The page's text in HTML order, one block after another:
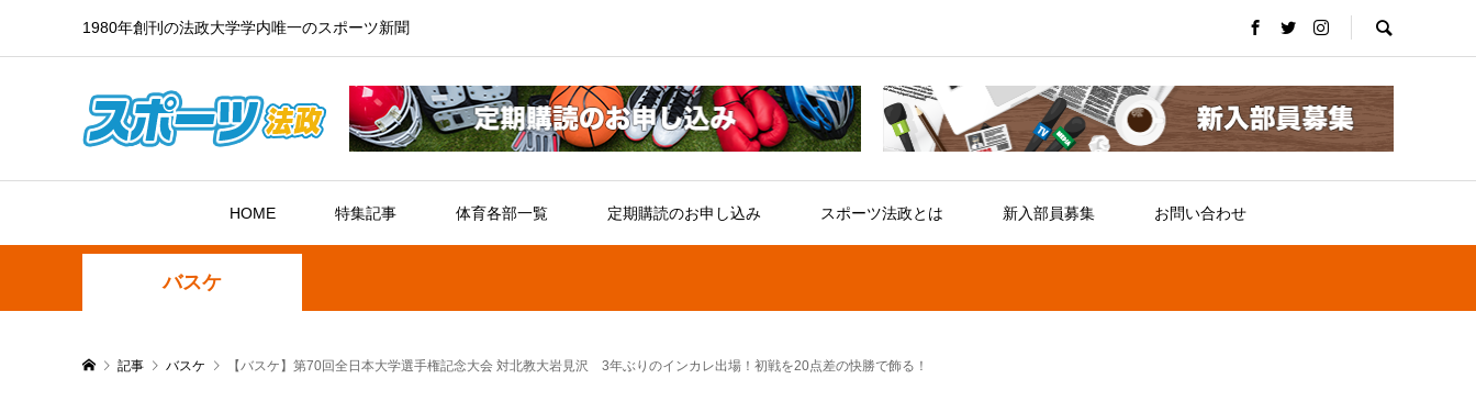
1980年創刊の法政大学学内唯一のスポーツ新聞
HOME 特集記事 体育各部一覧 定期購読のお申し込み スポーツ法政とは 新入部員募集 お問い合わせ
バスケ
記事 バスケ 【バスケ】第70回全日本大学選手権記念大会 対北教大岩見沢 3年ぶりのインカレ出場！初戦を20点差の快勝で飾る！